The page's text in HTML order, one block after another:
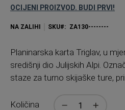
gallery
OCIJENI PROIZVOD. BUDI PRVI!
NA ZALIHI SKU ZA130--------
Planinarska karta Triglav, u
središnji dio Julijskih Alpi.
staze za turno skijaške ture,
Količina